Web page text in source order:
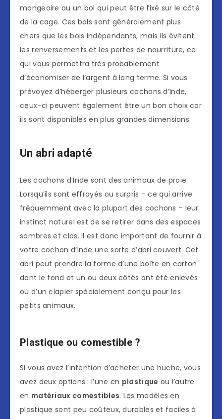
mangeoire ou un bol qui peut être fixé sur le côté
de la cage. Ces bols sont généralement plus
chers que les bols indépendants, mais ils évitent
les renversements et les pertes de nourriture, ce
qui vous permettra très probablement
d’économiser de l’argent à long terme. Si vous
prévoyez d’héberger plusieurs cochons d’Inde,
ceux-ci peuvent également être un bon choix car
ils sont disponibles en plus grandes dimensions.
Un abri adapté
Les cochons d’Inde sont des animaux de proie.
Lorsqu’ils sont effrayés ou surpris – ce qui arrive
fréquemment avec la plupart des cochons – leur
instinct naturel est de se retirer dans des espaces
sombres et clos. Il est donc important de fournir à
votre cochon d’Inde une sorte d’abri couvert. Cet
abri peut prendre la forme d’une boîte en carton
dont le fond et un ou deux côtés ont été enlevés
ou d’un clapier spécialement conçu pour les
petits animaux.
Plastique ou comestible ?
Si vous avez l’intention d’acheter une huche, vous
avez deux options : l’une en plastique ou l’autre
en matériaux comestibles. Les modèles en
plastique sont peu coûteux, durables et faciles à